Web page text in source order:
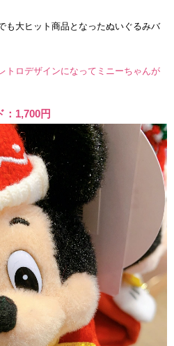
も大ヒット商品となったぬいぐるみバ
トロデザインになってミニーちゃんが
1,700円